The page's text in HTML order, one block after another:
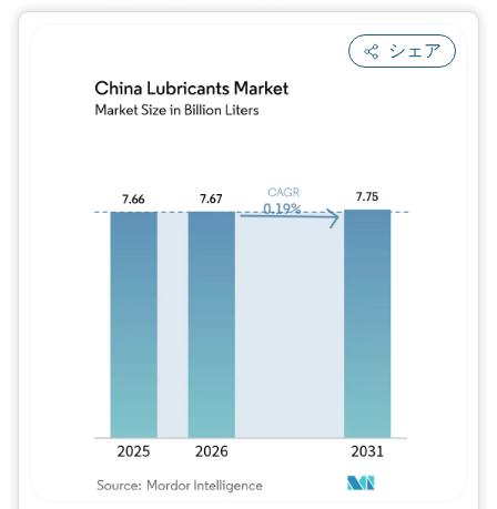
シェア